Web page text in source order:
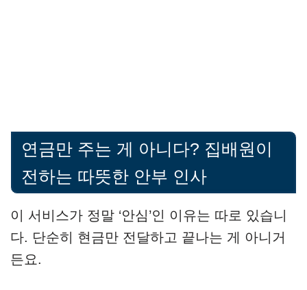
연금만 주는 게 아니다? 집배원이
전하는 따뜻한 안부 인사
이 서비스가 정말 ‘안심’인 이유는 따로 있습니
다. 단순히 현금만 전달하고 끝나는 게 아니거
든요.